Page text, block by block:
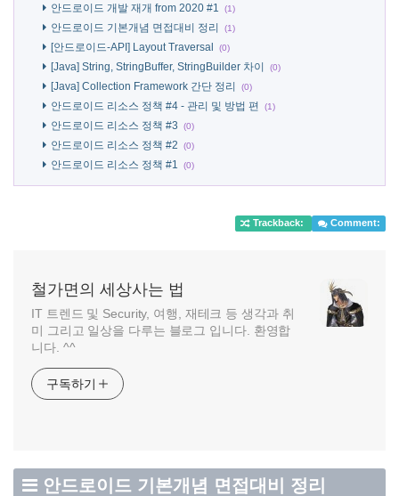
안드로이드 개발 재개 from 2020 #1 (1)
안드로이드 기본개념 면접대비 정리 (1)
[안드로이드-API] Layout Traversal (0)
[Java] String, StringBuffer, StringBuilder 차이 (0)
[Java] Collection Framework 간단 정리 (0)
안드로이드 리소스 정책 #4 - 관리 및 방법 편 (1)
안드로이드 리소스 정책 #3 (0)
안드로이드 리소스 정책 #2 (0)
안드로이드 리소스 정책 #1 (0)
Trackback: Comment:
철가면의 세상사는 법
IT 트렌드 및 Security, 여행, 재테크 등 생각과 취
미 그리고 일상을 다루는 블로그 입니다. 환영합
니다. ^^
구독하기
안드로이드 기본개념 면접대비 정리